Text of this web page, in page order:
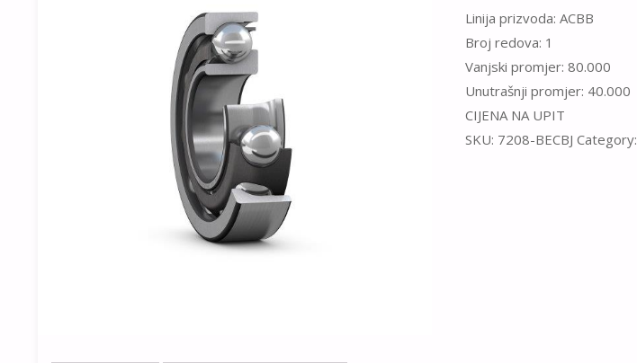
Linija prizvoda: ACBB
Broj redova: 1
Vanjski promjer: 80.000
Unutrašnji promjer: 40.000
CIJENA NA UPIT
SKU: 7208-BECBJ Category: